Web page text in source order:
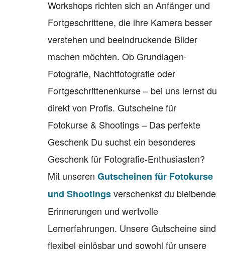
Workshops richten sich an Anfänger und
Fortgeschrittene, die ihre Kamera besser
verstehen und beeindruckende Bilder
machen möchten. Ob Grundlagen-
Fotografie, Nachtfotografie oder
Fortgeschrittenenkurse – bei uns lernst du
direkt von Profis. Gutscheine für
Fotokurse & Shootings – Das perfekte
Geschenk Du suchst ein besonderes
Geschenk für Fotografie-Enthusiasten?
Mit unseren Gutscheinen für Fotokurse
und Shootingsverschenkst du bleibende
Erinnerungen und wertvolle
Lernerfahrungen. Unsere Gutscheine sind
flexibel einlösbar und sowohl für unsere